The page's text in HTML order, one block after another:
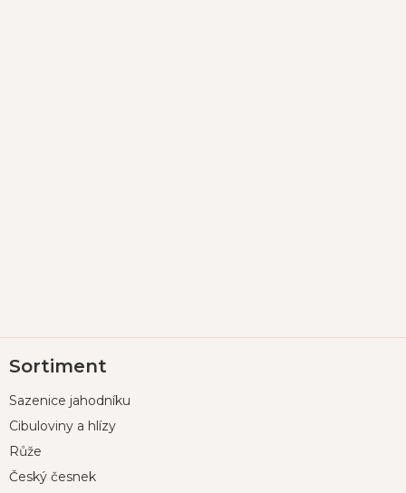
á
a
Sortiment
Sazenice jahodníku
Cibuloviny a hlízy
Růže
Český česnek